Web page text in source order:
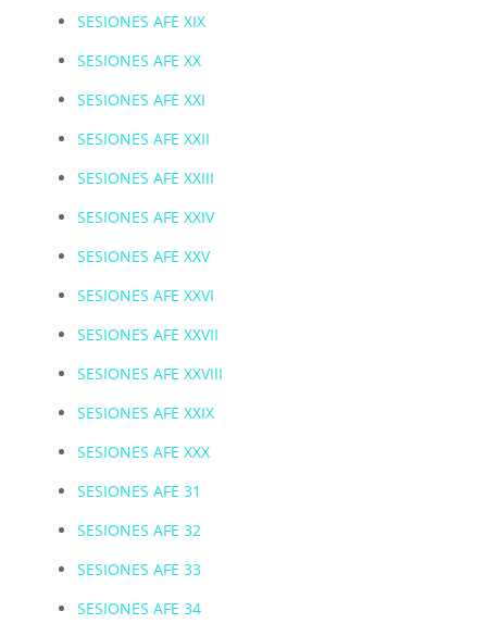
SESIONES AFE XIX
SESIONES AFE XX
SESIONES AFE XXI
SESIONES AFE XXII
SESIONES AFE XXIII
SESIONES AFE XXIV
SESIONES AFE XXV
SESIONES AFE XXVI
SESIONES AFE XXVII
SESIONES AFE XXVIII
SESIONES AFE XXIX
SESIONES AFE XXX
SESIONES AFE 31
SESIONES AFE 32
SESIONES AFE 33
SESIONES AFE 34